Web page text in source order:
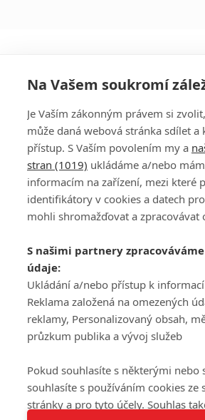
Tato stránka používá soubory
DISKUZE
Šéfredaktorkou webu jePetr Slavík, e-mail
Máte-li zájem o inzerci na našem webu
studio@koncal.com
Ochrana osobních údajů|Zásady používání
Upravit nastavení
Na Vašem soukromí
Je Vaším zákonným právem si
může daná webová stránka sdílet
přístup. S Vaším povolením my a
stran (1019) ukládáme a/nebo
informacím na zařízení, mezi které
identifikátory v cookies a datech
mohli shromažďovat a zpracovávat
S našimi partnery
údaje:
Ukládání a/nebo přístup k
Reklama založená na omezených
reklamy, Personalizovaný obsah,
průzkum publika a vývoj služeb
Pokud souhlasíte s některými nebo
souhlasíte s používáním cookies ze
stránky a pro tyto účely. Souhlas